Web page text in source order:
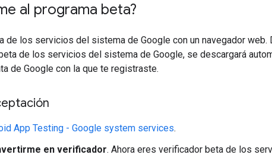
al programa beta?
de los servicios del sistema de Google con un navegador
de los servicios del sistema de Google, se descargará
de Google con la que te registraste.
App Testing - Google system services.
en verificador. Ahora eres verificador beta de los